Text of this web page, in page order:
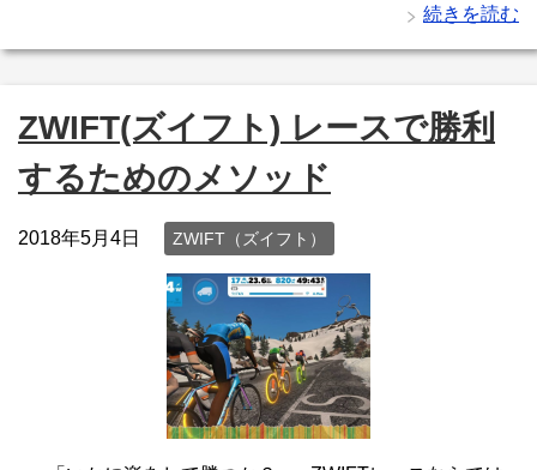
続きを読む
ZWIFT(ズイフト) レースで勝利
するためのメソッド
2018年5月4日 ZWIFT（ズイフト）